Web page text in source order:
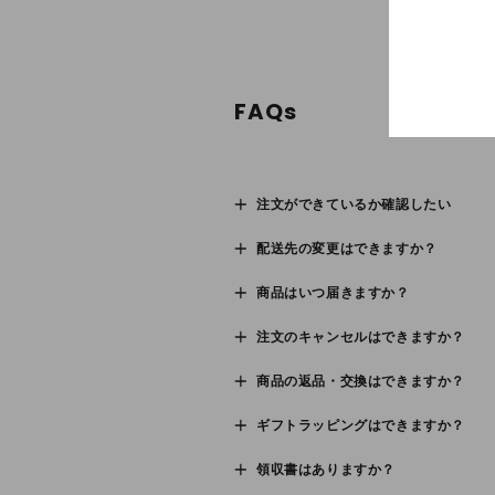
FAQs
注文ができているか確認したい
配送先の変更はできますか？
商品はいつ届きますか？
注文のキャンセルはできますか？
商品の返品・交換はできますか？
ギフトラッピングはできますか？
領収書はありますか？